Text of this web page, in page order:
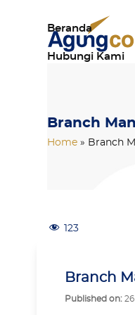
Beranda
Hubungi Kami
Branch
Home » Branch
123
Branch
Published on: